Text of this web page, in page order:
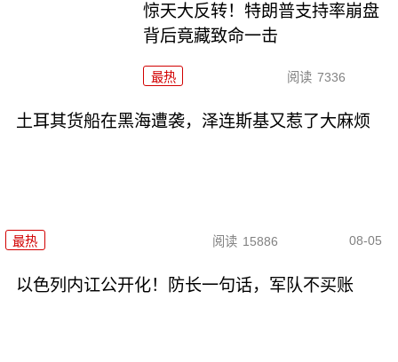
惊天大反转！特朗普支持率崩盘
背后竟藏致命一击
最热 阅读 7336
土耳其货船在黑海遭袭，泽连斯基又惹了大麻烦
最热 阅读 15886 08-05
以色列内讧公开化！防长一句话，军队不买账